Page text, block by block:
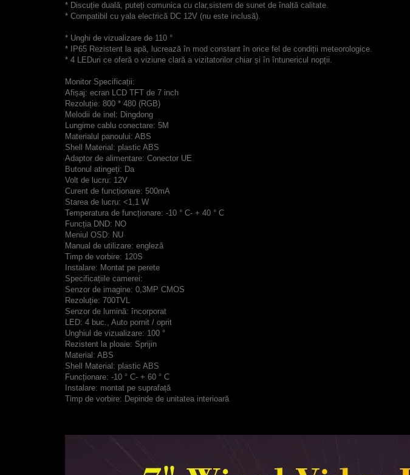
* Discuție duală, puteți comunica cu clar,sistem de sunet de înaltă calitate.
* Compatibil cu yala electrică DC 12V (nu este inclusă).
* Unghi de vizualizare de 110 °
* IP65 Rezistent la apă, lucrează în mod constant în orice fel de condiții meteorologice.
* 4 LEDuri ce oferă o viziune clară a vizitatorilor chiar și în întunericul nopții.
Monitor Specificații:
Afișaj: ecran LCD TFT de 7 inch
Rezoluție: 800 * 480 (RGB)
Melodii de inel: Dingdong
Lungime cablu conectare: 5M
Materialul panoului: ABS
Shell Material: plastic ABS
Adaptor de alimentare: Conector UE
Butonul atingeți: Da
Volt de lucru: 12V
Curent de funcționare: 500mA
Starea de lucru: <1,1 W
Temperatura de funcționare: -10 ° C- + 40 ° C
Funcția DND: NO
Meniul OSD: NU
Manual de utilizare: engleză
Timp de vorbire: 120S
Instalare: Montat pe perete
Specificațiile camerei:
Senzor de imagine: 0,3MP CMOS
Rezoluție: 700TVL
Senzor de lumină: încorporat
LED: 4 buc., Auto pornit / oprit
Unghiul de vizualizare: 100 °
Rezistent la ploaie: Sprijin
Material: ABS
Shell Material: plastic ABS
Funcționare: -10 ° C- + 60 ° C
Instalare: montat pe suprafață
Timp de vorbire: Depinde de unitatea interioară